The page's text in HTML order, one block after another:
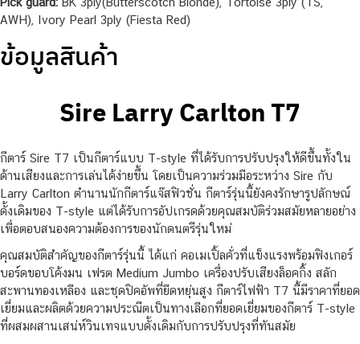
AWH), Ivory Pearl 3ply (Fiesta Red)
ข้อมูลสินค้า
Sire Larry Carlton T7
กีตาร์ Sire T7 เป็นกีตาร์แบบ T-style ที่ได้รับการปรับปรุงให้ดีขึ้นทั้งใน
ด้านเสียงและการเล่นได้ง่ายขึ้น โดยเป็นความร่วมมือระหว่าง Sire กับ
Larry Carlton ตำนานนักกีตาร์แจ๊สฟิวชั่น กีตาร์รุ่นนี้ยังคงรักษารูปลักษณ์
ดั้งเดิมของ T-style แต่ได้รับการอัปเกรดด้วยคุณสมบัติร่วมสมัยหลายอย่าง
เพื่อตอบสนองความต้องการของนักดนตรีรุ่นใหม่
คุณสมบัติสำคัญของกีตาร์รุ่นนี้ ได้แก่ คอเมเปิ้ลคั่วที่แข็งแรงพร้อมฟิงเกอร์
บอร์ดขอบโค้งมน เฟรต Medium Jumbo เครื่องปรับเสียงล็อคกิ้ง สลัก
สะพานทองเหลือง และชุดปิคอัพที่ยืดหยุ่นสูง กีตาร์ไฟฟ้า T7 นี้มีราคาที่ยอด
เยี่ยมและผลิตด้วยความประณีตเป็นทางเลือกที่ยอดเยี่ยมของกีตาร์ T-style
ที่ผสมผสานเสน่ห์วินเทจแบบดั้งเดิมกับการปรับปรุงที่ทันสมัย